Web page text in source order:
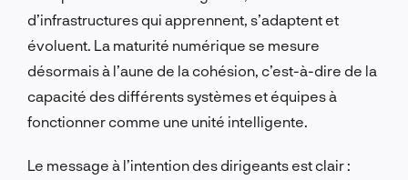
d’infrastructures qui apprennent, s’adaptent et
évoluent. La maturité numérique se mesure
désormais à l’aune de la cohésion, c’est-à-dire de la
capacité des différents systèmes et équipes à
fonctionner comme une unité intelligente.
Le message à l’intention des dirigeants est clair :